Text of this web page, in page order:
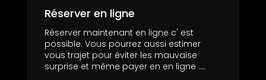
Réserver en ligne
Réserver maintenant en ligne c' est
possible. Vous pourrez aussi estimer
vous trajet pour éviter les mauvaise
surprise et même payer en en ligne ....